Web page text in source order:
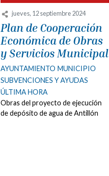
jueves, 12 septiembre 2024
Plan de Cooperación
Económica de Obras
y Servicios Municipal
AYUNTAMIENTO MUNICIPIO
SUBVENCIONES Y AYUDAS
ÚLTIMA HORA
Obras del proyecto de ejecución
de depósito de agua de Antillón